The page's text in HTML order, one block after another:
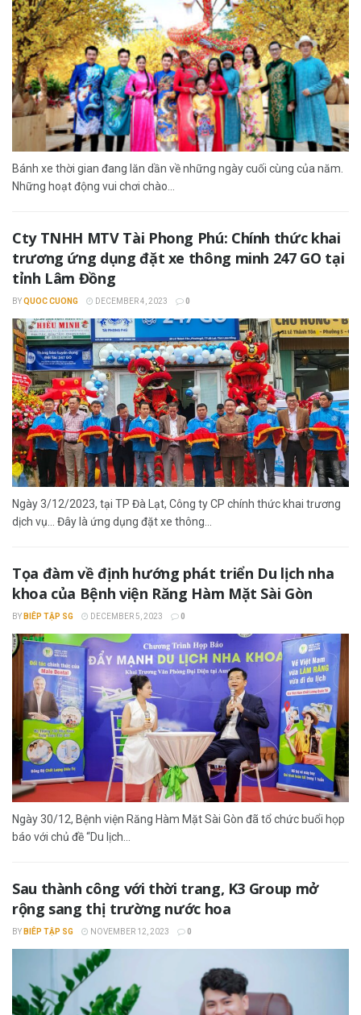
Bánh xe thời gian đang lăn dần về những ngày cuối cùng của năm.
Những hoạt động vui chơi chào...
Cty TNHH MTV Tài Phong Phú: Chính thức khai
trương ứng dụng đặt xe thông minh 247 GO tại
tỉnh Lâm Đồng
BYQUOC CUONG DECEMBER 4, 2023 0
Ngày 3/12/2023, tại TP Đà Lạt, Công ty CP chính thức khai trương
dịch vụ... Đây là ứng dụng đặt xe thông...
Tọa đàm về định hướng phát triển Du lịch nha
khoa của Bệnh viện Răng Hàm Mặt Sài Gòn
BY BIÊP TẬP SG DECEMBER 5, 2023 0
Ngày 30/12, Bệnh viện Răng Hàm Mặt Sài Gòn đã tổ chức buổi họp
báo với chủ đề “Du lịch...
Sau thành công với thời trang, K3 Group mở
rộng sang thị trường nước hoa
BY BIÊP TẬP SG NOVEMBER 12, 2023 0